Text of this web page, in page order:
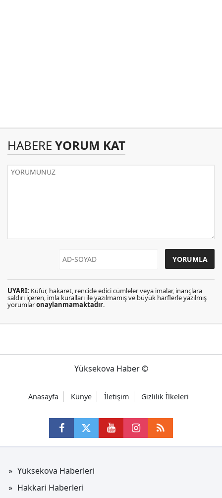
HABERE YORUM KAT
UYARI: Küfür, hakaret, rencide edici cümleler veya imalar, inançlara
saldırı içeren, imla kuralları ile yazılmamış ve büyük harflerle yazılmış
yorumlaronaylanmamaktadır.
Yüksekova Haber ©
Anasayfa Künye İletişim Gizlilik İlkeleri
Yüksekova Haberleri
Hakkari Haberleri